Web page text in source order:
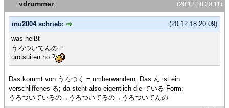
(20.12.18 20:11)
vdrummer
(20.12.18 20:09)
inu2004 schrieb:
was heißt
うろついてんの？
urotsuiten no ?
Das kommt von うろつく = umherwandern. Das ん ist ein
verschliffenes る; da steht also eigentlich die ている-Form:
うろついているの→うろついてるの→うろついてんの